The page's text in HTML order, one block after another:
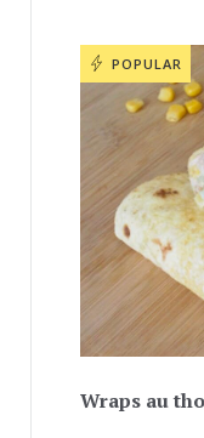
POPULAR
Wraps au